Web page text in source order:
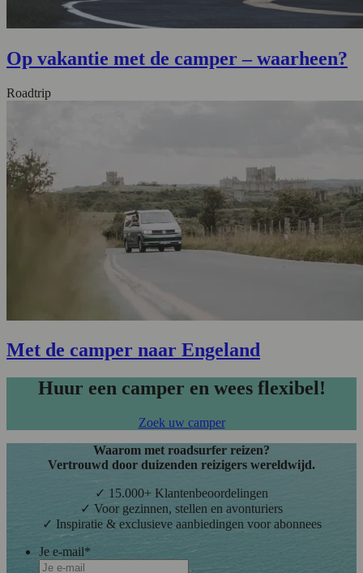
Op vakantie met de camper – waarheen?
Roadtrip
Met de camper naar Engeland
Huur een camper en wees flexibel!
Zoek uw camper
Waarom met roadsurfer reizen?
Vertrouwd door duizenden reizigers wereldwijd.
✓ 15.000+ Klantenbeoordelingen
✓ Voor gezinnen, stellen en avonturiers
✓ Inspiratie & exclusieve aanbiedingen voor abonnees
Je e-mail*